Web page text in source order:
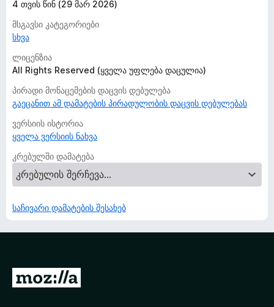
4 თვის წინ (29 მარ 2026)
მსგავსი კატეგორიები
სხვა
ლიცენზია
All Rights Reserved (ყველა უფლება დაცულია)
პირადი მონაცემების დაცვის დებულება
გაეცანით ამ დამატების პირადულობის დაცვის დებულებას
ვერსიის ისტორია
ყველა ვერსიის ნახვა
კრებულში დამატება
საჩივარი დამატების შესახებ
M